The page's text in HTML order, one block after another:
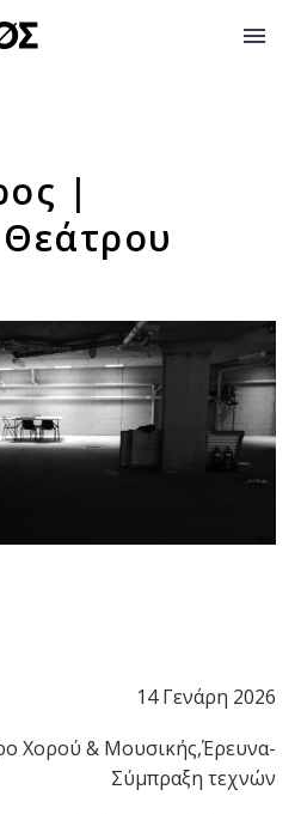
|
14 Γενάρη 2026
Χορού & Μουσικής,Έρευνα-
Σύμπραξη τεχνών